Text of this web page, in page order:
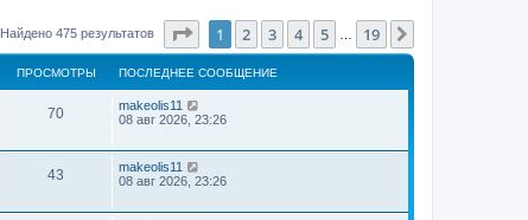
Найдено 475 результатов Страница1 из 19
1 2 3 4 5 19
ПРОСМОТРЫ ПОСЛЕДНЕЕ СООБЩЕНИЕ
70
makeolis11
08 авг 2026, 23:26
43
makeolis11
08 авг 2026, 23:26